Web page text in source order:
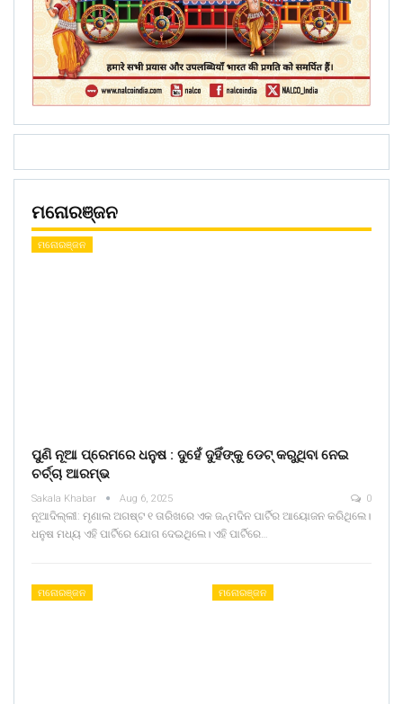
ମନୋରଞ୍ଜନ
ମନୋରଞ୍ଜନ
ପୁଣି ନୂଆ ପ୍ରେମରେ ଧନୁଷ : ଦୁହେଁ ଦୁହିଁଙ୍କୁ ଡେଟ୍ କରୁଥିବା ନେଇ
ଚର୍ଚ୍ଚା ଆରମ୍ଭ
Sakala Khabar Aug 6, 2025 0
ନୂଆଦିଲ୍ଲୀ: ମୃଣାଲ ଅଗଷ୍ଟ ୧ ତାରିଖରେ ଏକ ଜନ୍ମଦିନ ପାର୍ଟିର ଆୟୋଜନ କରିଥିଲେ।
ଧନୁଷ ମଧ୍ୟ ଏହି ପାର୍ଟିରେ ଯୋଗ ଦେଇଥିଲେ। ଏହି ପାର୍ଟିରେ…
ମନୋରଞ୍ଜନ ମନୋରଞ୍ଜନ